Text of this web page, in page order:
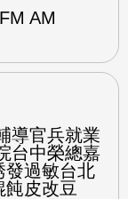
AM
導官兵就業
台中榮總嘉
發過敏台北
飩皮改豆